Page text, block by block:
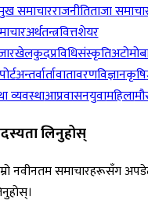
समाचारराजनीतिताजा
अर्थतन्त्रवित्तशेयर
खेलकुदप्रविधिसंस्कृति
अन्तर्वार्तावातावरणविज्ञानकृषि
व्यवस्थाआप्रवासनयुवामहिला
लिनुहोस्
नवीनतम समाचारहरूसँग